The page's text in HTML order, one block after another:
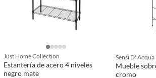
Just Home Collection
Estantería de acero 4 niveles
negro mate
Sensi D' Acqua
Mueble
cromo